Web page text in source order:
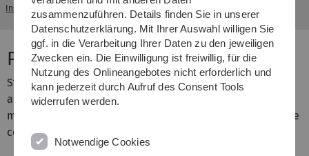
Institute of Mathematical Finance
Prof. Dr. Robert Stelzer
Students intending to write aBachelororMaster
are very welcome to contact me. Topics in financial
mathematics, probability and mathematical statistics are
continuously on offer. More information is available
zusammenzuführen. Details finden Sie in unserer
Datenschutzerklärung. Mit Ihrer Auswahl willigen Sie
ggf. in die Verarbeitung Ihrer Daten zu den jeweiligen
Zwecken ein. Die Einwilligung ist freiwillig, für die
Nutzung des Onlineangebotes nicht erforderlich und
kann jederzeit durch Aufruf des Consent Tools
widerrufen werden.
Notwendige Cookies